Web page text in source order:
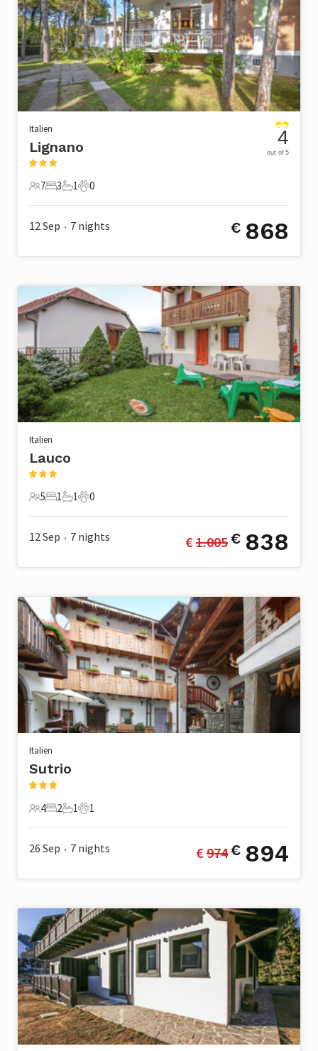
Italien
Lignano
7 Gäste
7
3 Schlafzimmer
3
1 Badezimmer
1
0 Haustiere
0
4
out of 5
12 Sep • 7 nights € 868
Italien
Lauco
5 Gäste
5
1 Schlafzimmer
1
1 Badezimmer
1
0 Haustiere
0
12 Sep • 7 nights € 1.005€ 838
Italien
Sutrio
4 Gäste
4
2 Schlafzimmer
2
1 Badezimmer
1
1 Haustier
1
26 Sep • 7 nights € 974€ 894